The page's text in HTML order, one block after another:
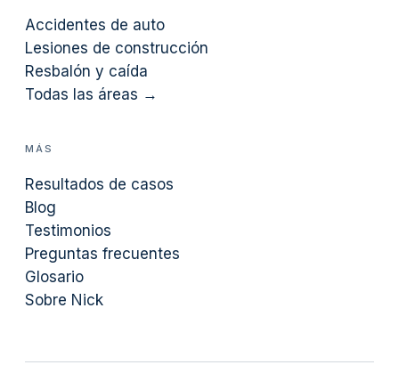
Accidentes de auto
Lesiones de construcción
Resbalón y caída
Todas las áreas →
MÁS
Resultados de casos
Blog
Testimonios
Preguntas frecuentes
Glosario
Sobre Nick